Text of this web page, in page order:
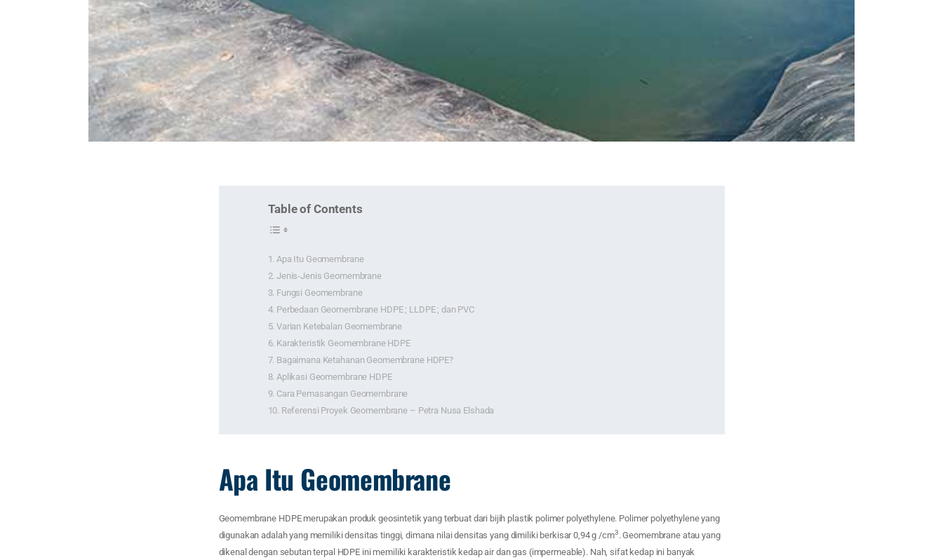
Table of Contents
Apa Itu Geomembrane
Jenis-Jenis Geomembrane
Fungsi Geomembrane
Perbedaan Geomembrane HDPE ; LLDPE ; dan PVC
Varian Ketebalan Geomembrane
Karakteristik Geomembrane HDPE
Bagaimana Ketahanan Geomembrane HDPE?
Aplikasi Geomembrane HDPE
Cara Pemasangan Geomembrane
Referensi Proyek Geomembrane – Petra Nusa Elshada
Apa Itu Geomembrane
Geomembrane HDPE merupakan produk geosintetik yang terbuat dari bijih plastik polimer polyethylene. Polimer polyethylene yang
digunakan adalah yang memiliki densitas tinggi, dimana nilai densitas yang dimiliki berkisar 0,94 g /cm3. Geomembrane atau yang
dikenal dengan sebutan terpal HDPE ini memiliki karakteristik kedap air dan gas (impermeable). Nah, sifat kedap ini banyak